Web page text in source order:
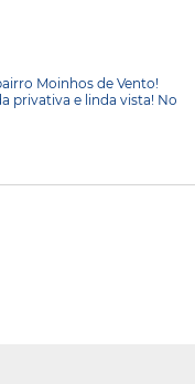
Moinhos de Vento!
privativa e linda vista! No